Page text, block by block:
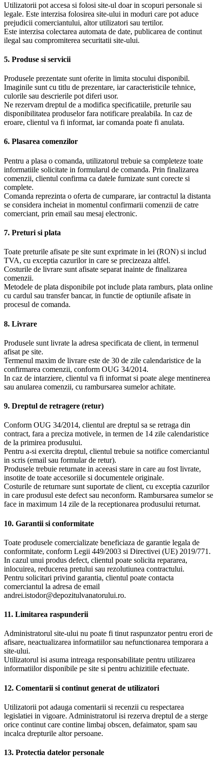
Utilizatorii pot accesa si folosi site-ul doar in scopuri personale si
legale. Este interzisa folosirea site-ului in moduri care pot aduce
prejudicii comerciantului, altor utilizatori sau tertilor.
Este interzisa colectarea automata de date, publicarea de continut
ilegal sau compromiterea securitatii site-ului.
5. Produse si servicii
Produsele prezentate sunt oferite in limita stocului disponibil.
Imaginile sunt cu titlu de prezentare, iar caracteristicile tehnice,
culorile sau descrierile pot diferi usor.
Ne rezervam dreptul de a modifica specificatiile, preturile sau
disponibilitatea produselor fara notificare prealabila. In caz de
eroare, clientul va fi informat, iar comanda poate fi anulata.
6. Plasarea comenzilor
Pentru a plasa o comanda, utilizatorul trebuie sa completeze toate
informatiile solicitate in formularul de comanda. Prin finalizarea
comenzii, clientul confirma ca datele furnizate sunt corecte si
complete.
Comanda reprezinta o oferta de cumparare, iar contractul la distanta
se considera incheiat in momentul confirmarii comenzii de catre
comerciant, prin email sau mesaj electronic.
7. Preturi si plata
Toate preturile afisate pe site sunt exprimate in lei (RON) si includ
TVA, cu exceptia cazurilor in care se precizeaza altfel.
Costurile de livrare sunt afisate separat inainte de finalizarea
comenzii.
Metodele de plata disponibile pot include plata ramburs, plata online
cu cardul sau transfer bancar, in functie de optiunile afisate in
procesul de comanda.
8. Livrare
Produsele sunt livrate la adresa specificata de client, in termenul
afisat pe site.
Termenul maxim de livrare este de 30 de zile calendaristice de la
confirmarea comenzii, conform OUG 34/2014.
In caz de intarziere, clientul va fi informat si poate alege mentinerea
sau anularea comenzii, cu rambursarea sumelor achitate.
9. Dreptul de retragere (retur)
Conform OUG 34/2014, clientul are dreptul sa se retraga din
contract, fara a preciza motivele, in termen de 14 zile calendaristice
de la primirea produsului.
Pentru a-si exercita dreptul, clientul trebuie sa notifice comerciantul
in scris (email sau formular de retur).
Produsele trebuie returnate in aceeasi stare in care au fost livrate,
insotite de toate accesoriile si documentele originale.
Costurile de returnare sunt suportate de client, cu exceptia cazurilor
in care produsul este defect sau neconform. Rambursarea sumelor se
face in maximum 14 zile de la receptionarea produsului returnat.
10. Garantii si conformitate
Toate produsele comercializate beneficiaza de garantie legala de
conformitate, conform Legii 449/2003 si Directivei (UE) 2019/771.
In cazul unui produs defect, clientul poate solicita repararea,
inlocuirea, reducerea pretului sau rezolutiunea contractului.
Pentru solicitari privind garantia, clientul poate contacta
comerciantul la adresa de email
andrei.istodor@depozitulvanatorului.ro.
11. Limitarea raspunderii
Administratorul site-ului nu poate fi tinut raspunzator pentru erori de
afisare, neactualizarea informatiilor sau nefunctionarea temporara a
site-ului.
Utilizatorul isi asuma intreaga responsabilitate pentru utilizarea
informatiilor disponibile pe site si pentru achizitiile efectuate.
12. Comentarii si continut generat de utilizatori
Utilizatorii pot adauga comentarii si recenzii cu respectarea
legislatiei in vigoare. Administratorul isi rezerva dreptul de a sterge
orice continut care contine limbaj obscen, defaimator, spam sau
incalca drepturile altor persoane.
13. Protectia datelor personale